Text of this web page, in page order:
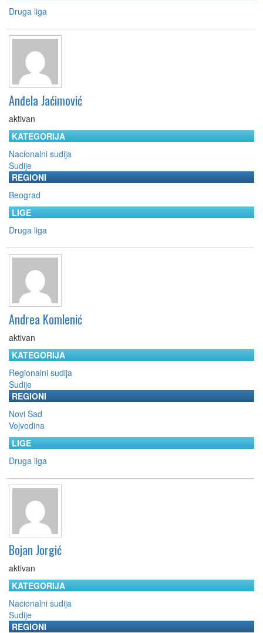
Druga liga
Anđela Jaćimović
aktivan
KATEGORIJA
Nacionalni sudija
Sudije
REGIONI
Beograd
LIGE
Druga liga
Andrea Komlenić
aktivan
KATEGORIJA
Regionalni sudija
Sudije
REGIONI
Novi Sad
Vojvodina
LIGE
Druga liga
Bojan Jorgić
aktivan
KATEGORIJA
Nacionalni sudija
Sudije
REGIONI